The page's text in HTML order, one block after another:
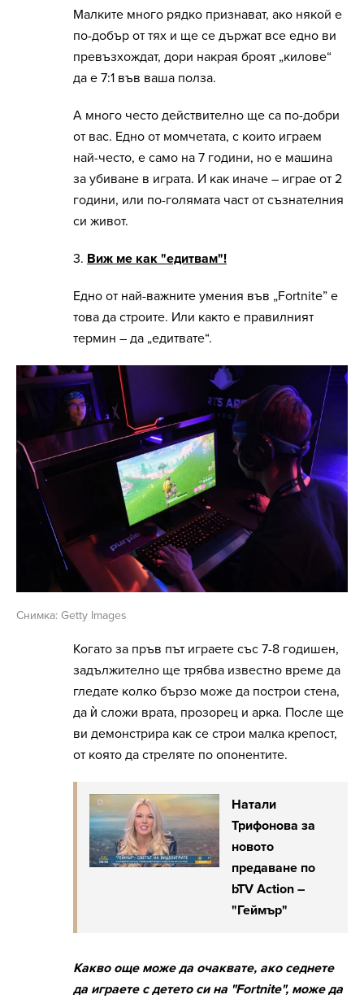
Малките много рядко признават, ако някой е
по-добър от тях и ще се държат все едно ви
превъзхождат, дори накрая броят „килове“
да е 7:1 във ваша полза.
А много често действително ще са по-добри
от вас. Едно от момчетата, с които играем
най-често, е само на 7 години, но е машина
за убиване в играта. И как иначе – играе от 2
години, или по-голямата част от съзнателния
си живот.
3. Виж ме как "едитвам"!
Едно от най-важните умения във „Fortnite” е
това да строите. Или както е правилният
термин – да „едитвате“.
Снимка: Getty Images
Когато за пръв път играете със 7-8 годишен,
задължително ще трябва известно време да
гледате колко бързо може да построи стена,
да ѝ сложи врата, прозорец и арка. После ще
ви демонстрира как се строи малка крепост,
от която да стреляте по опонентите.
Натали
Трифонова за
новото
предаване по
bTV Action –
"Геймър"
Какво още може да очаквате, ако седнете
да играете с детето си на "Fortnite", може да